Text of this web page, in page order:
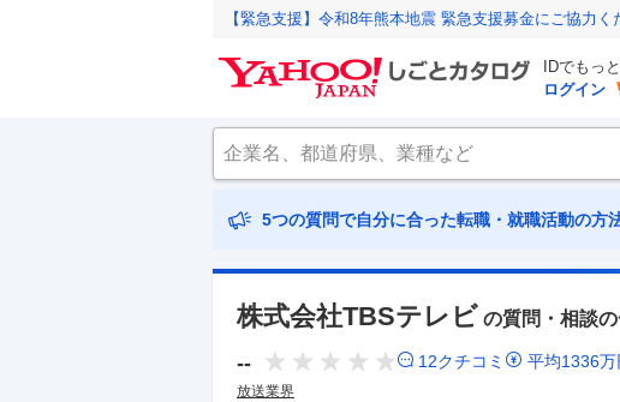
【緊急支援】令和8年熊本地震 緊急支援募金にご協力く
IDでもっ
ログイン
5つの質問で自分に合った転職・就職活動の方
株式会社TBSテレビ の質問・相談
-- 12クチコミ 平均1336万
放送業界